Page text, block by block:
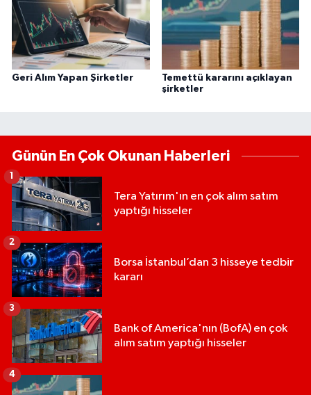
Geri Alım Yapan Şirketler
Temettü kararını açıklayan
şirketler
Günün En Çok Okunan Haberleri
Tera Yatırım'ın en çok alım satım
yaptığı hisseler
Borsa İstanbul’dan 3 hisseye tedbir
kararı
2
Bank of America'nın (BofA) en çok
alım satım yaptığı hisseler
3
4